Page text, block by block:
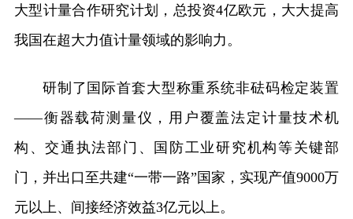
大型计量合作研究计划，总投资4亿欧元，大大提高
我国在超大力值计量领域的影响力。
研制了国际首套大型称重系统非砝码检定装置
——衡器载荷测量仪，用户覆盖法定计量技术机
构、交通执法部门、国防工业研究机构等关键部
门，并出口至共建“一带一路”国家，实现产值9000万
元以上、间接经济效益3亿元以上。